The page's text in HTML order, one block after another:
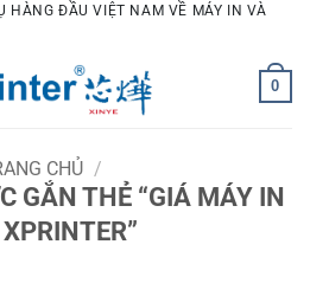
HÀNG ĐẦU VIỆT NAM VỀ MÁY IN VÀ
0
CHỦ /
GẮN THẺ “GIÁ MÁY IN